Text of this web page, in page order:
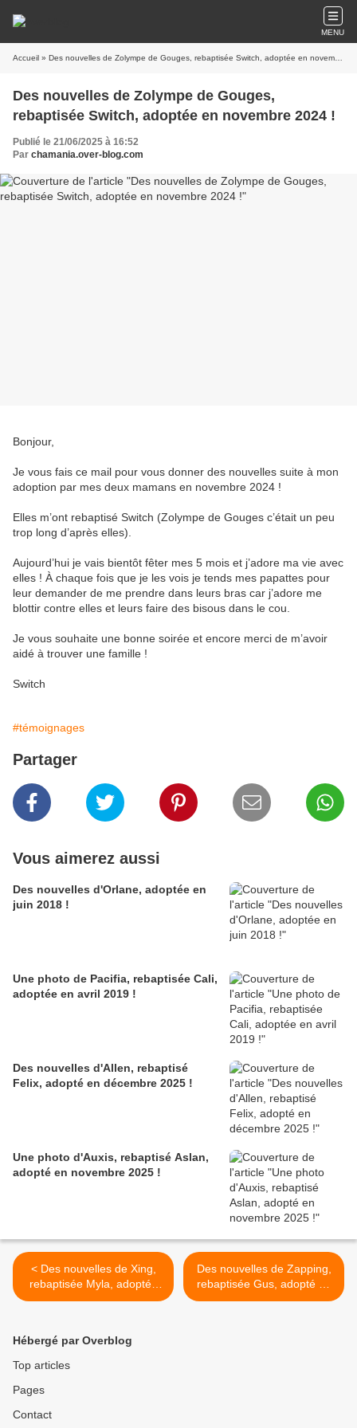
MENU
Accueil » Des nouvelles de Zolympe de Gouges, rebaptisée Switch, adoptée en novembre 2024 !
Des nouvelles de Zolympe de Gouges,
rebaptisée Switch, adoptée en novembre 2024 !
Publié le 21/06/2025 à 16:52
Par chamania.over-blog.com
Bonjour,
Je vous fais ce mail pour vous donner des nouvelles suite à mon
adoption par mes deux mamans en novembre 2024 !
Elles m’ont rebaptisé Switch (Zolympe de Gouges c’était un peu
trop long d’après elles).
Aujourd’hui je vais bientôt fêter mes 5 mois et j’adore ma vie avec
elles ! À chaque fois que je les vois je tends mes papattes pour
leur demander de me prendre dans leurs bras car j’adore me
blottir contre elles et leurs faire des bisous dans le cou.
Je vous souhaite une bonne soirée et encore merci de m’avoir
aidé à trouver une famille !
Switch
#témoignages
Partager
Vous aimerez aussi
Des nouvelles d'Orlane, adoptée en
juin 2018 !
Une photo de Pacifia, rebaptisée Cali,
adoptée en avril 2019 !
Des nouvelles d'Allen, rebaptisé
Felix, adopté en décembre 2025 !
Une photo d'Auxis, rebaptisé Aslan,
adopté en novembre 2025 !
< Des nouvelles de Xing,
rebaptisée Myla, adoptée
en novembre 2024 !
Des nouvelles de Zapping,
rebaptisée Gus, adopté en
novembre 2024 ! >
Hébergé par Overblog
Top articles
Pages
Contact